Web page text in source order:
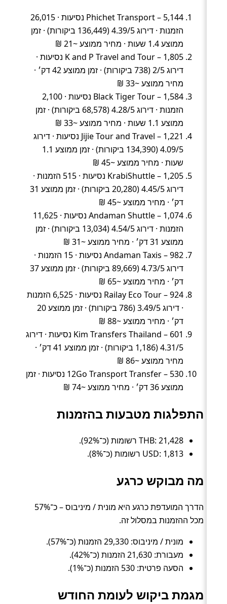
Phichet Transport – 5,144 נסיעות · 26,015
הזמנות · דירוג 4.39/5 (136,449 ביקורות) · זמן
ממוצע 1.4 שעות · מחיר ממוצע ~21 ₪
K and P Travel and Tour – 1,805 נסיעות ·
דירוג 2/5 (738 ביקורות) · זמן ממוצע 42 דק׳ ·
מחיר ממוצע ~33 ₪
Black Tiger Tour – 1,584 נסיעות · 2,100
הזמנות · דירוג 4.28/5 (68,578 ביקורות) · זמן
ממוצע 1.1 שעות · מחיר ממוצע ~33 ₪
Jijie Tour and Travel – 1,221 נסיעות · דירוג
4.09/5 (134,390 ביקורות) · זמן ממוצע 1.1
שעות · מחיר ממוצע ~45 ₪
KrabiShuttle – 1,205 נסיעות · 515 הזמנות ·
דירוג 4.45/5 (20,280 ביקורות) · זמן ממוצע 31
דק׳ · מחיר ממוצע ~45 ₪
Andaman Shuttle – 1,074 נסיעות · 11,625
הזמנות · דירוג 4.54/5 (13,034 ביקורות) · זמן
ממוצע 31 דק׳ · מחיר ממוצע ~31 ₪
Andaman Taxis – 982 נסיעות · 15 הזמנות ·
דירוג 4.73/5 (89,669 ביקורות) · זמן ממוצע 37
דק׳ · מחיר ממוצע ~65 ₪
Railay Eco Tour – 924 נסיעות · 6,525 הזמנות
· דירוג 3.49/5 (786 ביקורות) · זמן ממוצע 20
דק׳ · מחיר ממוצע ~88 ₪
Kim Transfers Thailand – 601 נסיעות · דירוג
4.31/5 (1,186 ביקורות) · זמן ממוצע 41 דק׳ ·
מחיר ממוצע ~86 ₪
12Go Transport Transfer – 530 נסיעות · זמן
ממוצע 36 דק׳ · מחיר ממוצע ~74 ₪
התפלגות מטבעות בהזמנות
THB: 21,428 רשומות (כ־92%).
USD: 1,813 רשומות (כ־8%).
מה מבוקש כרגע
הדרך המועדפת כרגע היא מונית / מיניבוס – כ־57%
מכל ההזמנות במסלול זה.
מונית / מיניבוס: 29,330 הזמנות (כ־57%).
מעבורת: 21,630 הזמנות (כ־42%).
הסעה פרטית: 530 הזמנות (כ־1%).
מגמת ביקוש לעומת החודש